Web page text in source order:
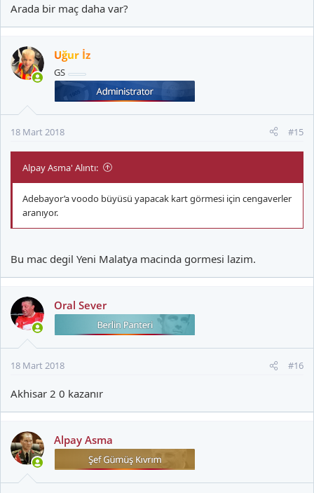
Arada bir maç daha var?
Uğur İz
GS
18 Mart 2018 #15
Alpay Asma' Alıntı:
Adebayor’a voodo büyüsü yapacak kart görmesi için cengaverler
aranıyor.
Bu mac degil Yeni Malatya macinda gormesi lazim.
Oral Sever
18 Mart 2018 #16
Akhisar 2 0 kazanır
Alpay Asma